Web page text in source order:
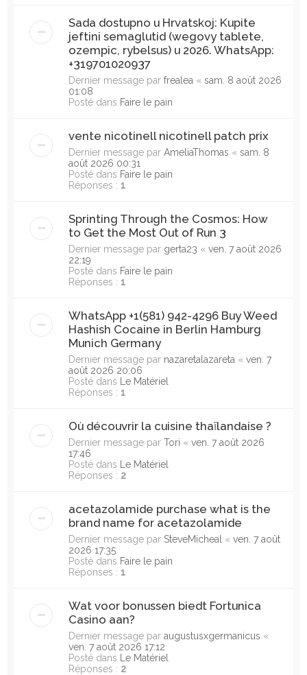
Sada dostupno u Hrvatskoj: Kupite
jeftini semaglutid (wegovy tablete,
ozempic, rybelsus) u 2026. WhatsApp:
+319701020937
Dernier message par frealea « sam. 8 août 2026
01:08
Posté dans Faire le pain
vente nicotinell nicotinell patch prix
Dernier message par AmeliaThomas « sam. 8
août 2026 00:31
Posté dans Faire le pain
Réponses : 1
Sprinting Through the Cosmos: How
to Get the Most Out of Run 3
Dernier message par gerta23 « ven. 7 août 2026
22:19
Posté dans Faire le pain
Réponses : 1
WhatsApp +1(581) 942-4296 Buy Weed
Hashish Cocaine in Berlin Hamburg
Munich Germany
Dernier message par nazaretalazareta « ven. 7
août 2026 20:06
Posté dans Le Matériel
Réponses : 1
Où découvrir la cuisine thaïlandaise ?
Dernier message par Tori « ven. 7 août 2026
17:46
Posté dans Le Matériel
Réponses : 2
acetazolamide purchase what is the
brand name for acetazolamide
Dernier message par SteveMicheal « ven. 7 août
2026 17:35
Posté dans Faire le pain
Réponses : 1
Wat voor bonussen biedt Fortunica
Casino aan?
Dernier message par augustusxgermanicus «
ven. 7 août 2026 17:12
Posté dans Le Matériel
Réponses : 2